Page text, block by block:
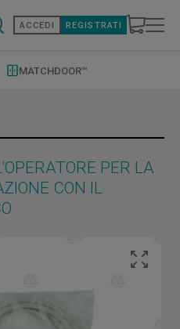
ACCEDI REGISTRATI
MATCHDOOR™
PER LA
CON IL